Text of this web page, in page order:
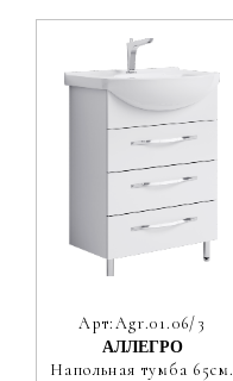
Арт:Agr.01.06/3
АЛЛЕГРО
Напольная тумба 65см.